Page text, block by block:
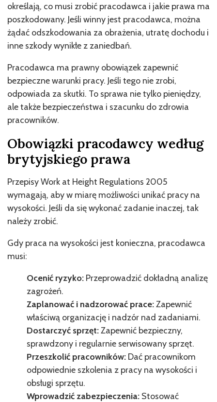
określają, co musi zrobić pracodawca i jakie prawa ma
poszkodowany. Jeśli winny jest pracodawca, można
żądać odszkodowania za obrażenia, utratę dochodu i
inne szkody wynikłe z zaniedbań.
Pracodawca ma prawny obowiązek zapewnić
bezpieczne warunki pracy. Jeśli tego nie zrobi,
odpowiada za skutki. To sprawa nie tylko pieniędzy,
ale także bezpieczeństwa i szacunku do zdrowia
pracowników.
Obowiązki pracodawcy według
brytyjskiego prawa
Przepisy Work at Height Regulations 2005
wymagają, aby w miarę możliwości unikać pracy na
wysokości. Jeśli da się wykonać zadanie inaczej, tak
należy zrobić.
Gdy praca na wysokości jest konieczna, pracodawca
musi:
Ocenić ryzyko: Przeprowadzić dokładną analizę
zagrożeń.
Zaplanować i nadzorować prace:Zapewnić
właściwą organizację i nadzór nad zadaniami.
Dostarczyć sprzęt:Zapewnić bezpieczny,
sprawdzony i regularnie serwisowany sprzęt.
Przeszkolić pracowników: Dać pracownikom
odpowiednie szkolenia z pracy na wysokości i
obsługi sprzętu.
Wprowadzić zabezpieczenia: Stosować